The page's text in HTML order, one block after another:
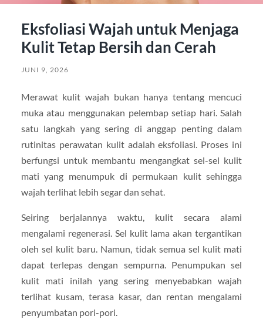
Eksfoliasi Wajah untuk Menjaga
Kulit Tetap Bersih dan Cerah
JUNI 9, 2026
Merawat kulit wajah bukan hanya tentang mencuci
muka atau menggunakan pelembap setiap hari. Salah
satu langkah yang sering di anggap penting dalam
rutinitas perawatan kulit adalah eksfoliasi. Proses ini
berfungsi untuk membantu mengangkat sel-sel kulit
mati yang menumpuk di permukaan kulit sehingga
wajah terlihat lebih segar dan sehat.
Seiring berjalannya waktu, kulit secara alami
mengalami regenerasi. Sel kulit lama akan tergantikan
oleh sel kulit baru. Namun, tidak semua sel kulit mati
dapat terlepas dengan sempurna. Penumpukan sel
kulit mati inilah yang sering menyebabkan wajah
terlihat kusam, terasa kasar, dan rentan mengalami
penyumbatan pori-pori.